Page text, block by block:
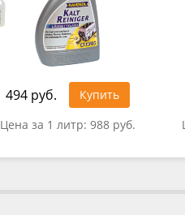
494 руб.
Купить
Цена за 1 литр: 988 руб.